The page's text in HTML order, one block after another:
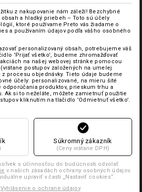
z nakupovanie nám záleží! Bezchybné
a hladký priebeh – Toto sú účely
ktoré používame.Preto vás žiadame o
a používaním údajov podľa vášho osobného
personalizovaný obsah, potrebujeme váš
'Prijať všetko', budeme zhromažďovať
na našej webovej stránke pomocou
postupov založených na umelej
procesu objednávky. Tieto údaje budeme
účely: personalizované, na mieru šité
odporúčania produktov, prieskum trhu a
Ak si to neželáte, môžete zamietnuť použitie
kliknutím na tlačidlo 'Odmietnuť všetko'.
Súkromný zákazník
(Ceny vrátane DPH)
s účinnosťou do budúcnosti odvolať
v našich zásadách ochrany osobných údajov.
upraviť v časti „Nastaviť cookies“.
Vyhlásenie o ochrane údajov.